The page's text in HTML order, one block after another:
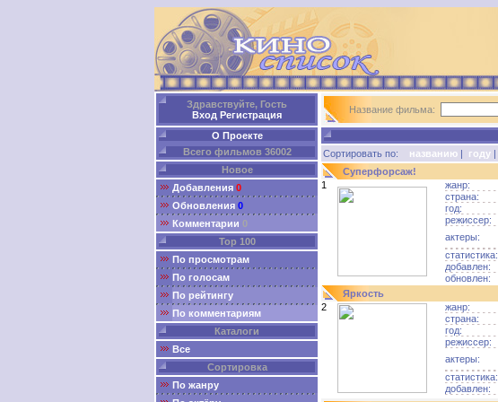
Здравствуйте, Гость
Вход Регистрация
О Проекте
Всего фильмов 36002
Новое
Добавления 0
Обновления 0
Комментарии 0
Top 100
По просмотрам
По голосам
По рейтингу
По комментариям
Каталоги
Все
Сортировка
По жанру
Название фильма:
Сортировать по: названию | году |
Суперфорсаж!
1
жанр:
страна:
год:
режиссер:
актеры:
статистика:
добавлен:
обновлен:
Яркость
2
жанр:
страна:
год:
режиссер:
актеры:
статистика:
добавлен: